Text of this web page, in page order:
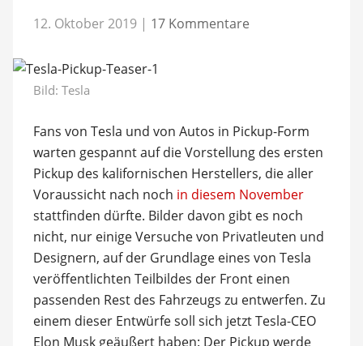
12. Oktober 2019 | 17 Kommentare
Bild: Tesla
Fans von Tesla und von Autos in Pickup-Form
warten gespannt auf die Vorstellung des ersten
Pickup des kalifornischen Herstellers, die aller
Voraussicht nach noch in diesem November
stattfinden dürfte. Bilder davon gibt es noch
nicht, nur einige Versuche von Privatleuten und
Designern, auf der Grundlage eines von Tesla
veröffentlichten Teilbildes der Front einen
passenden Rest des Fahrzeugs zu entwerfen. Zu
einem dieser Entwürfe soll sich jetzt Tesla-CEO
Elon Musk geäußert haben: Der Pickup werde